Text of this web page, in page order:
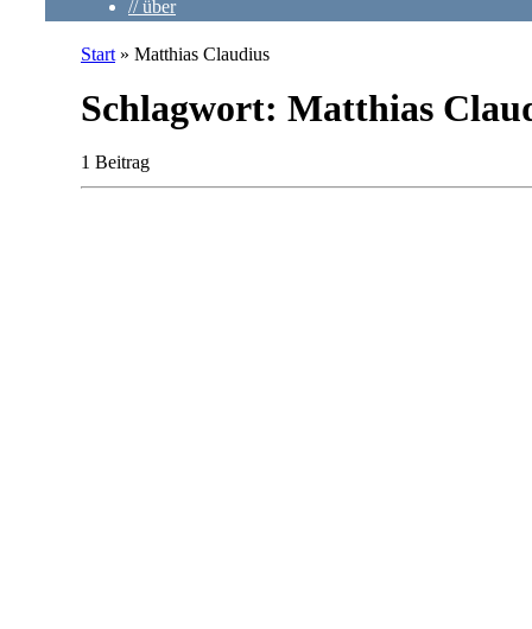
// über
Start » Matthias Claudius
Schlagwort: Matthias
1 Beitrag